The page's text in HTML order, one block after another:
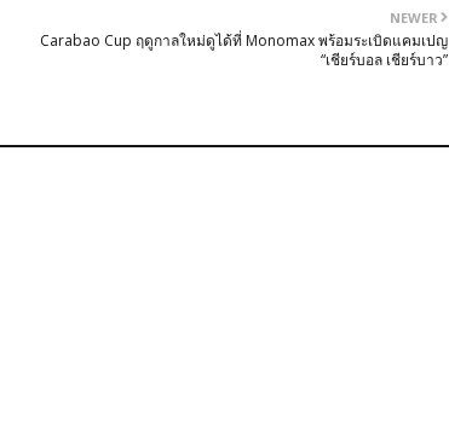
NEWER
Carabao Cup ฤดูกาลใหม่ดูได้ที่ Monomax พร้อมระเบิดแคมเปญ
“เชียร์บอล เชียร์บาว”